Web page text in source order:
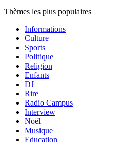
Thèmes les plus populaires
Informations
Culture
Sports
Politique
Religion
Enfants
DJ
Rire
Radio Campus
Interview
Noël
Musique
Education